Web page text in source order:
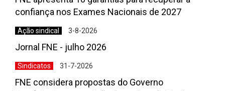
confiança nos Exames Nacionais de 2027
Ação sindical 3-8-2026
Jornal FNE - julho 2026
Sindicatos 31-7-2026
FNE considera propostas do Governo